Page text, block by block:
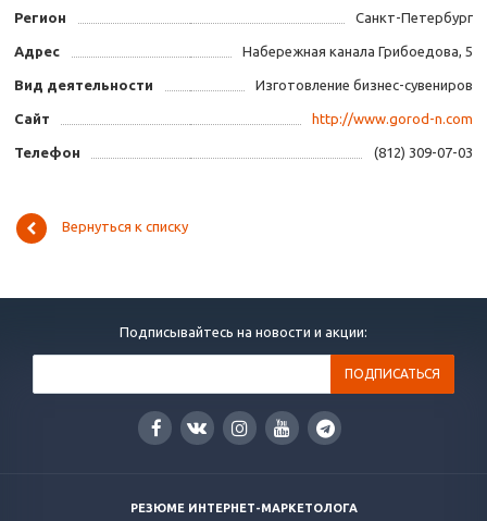
Регион Санкт-Петербург
Адрес Набережная канала Грибоедова, 5
Вид деятельности Изготовление бизнес-сувениров
Сайт http://www.gorod-n.com
Телефон (812) 309-07-03
Вернуться к списку
Подписывайтесь на новости и акции:
РЕЗЮМЕ ИНТЕРНЕТ-МАРКЕТОЛОГА